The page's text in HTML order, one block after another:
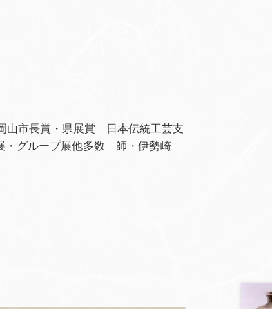
市長賞・県展賞 日本伝統工芸支
・グループ展他多数 師・伊勢崎